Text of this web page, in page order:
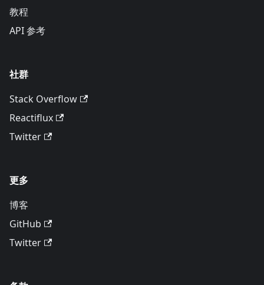
教程
API 参考
社群
Stack Overflow
Reactiflux
Twitter
更多
博客
GitHub
Twitter